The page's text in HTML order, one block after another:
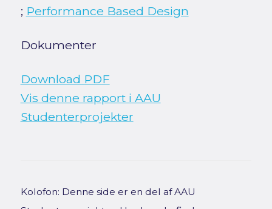
; Performance Based Design
Dokumenter
Download PDF
Vis denne rapport i AAU
Studenterprojekter
Kolofon: Denne side er en del af AAU